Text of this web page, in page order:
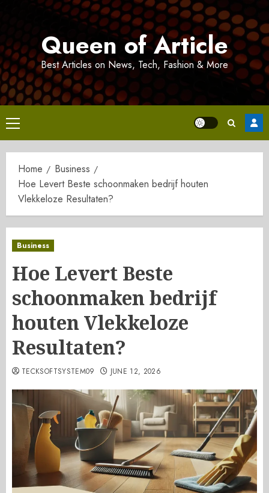
Queen of Article
Best Articles on News, Tech, Fashion & More
Primary
Menu
Home
Business
Hoe Levert Beste schoonmaken bedrijf houten
Vlekkeloze Resultaten?
Business
Hoe Levert Beste
schoonmaken bedrijf
houten Vlekkeloze
Resultaten?
TECKSOFTSYSTEM09 JUNE 12, 2026